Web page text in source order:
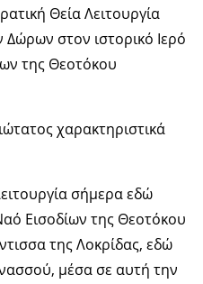
Θεία Λειτουργία
στον ιστορικό Ιερό
της Θεοτόκου
χαρακτηριστικά
σήμερα εδώ
Εισοδίων της Θεοτόκου
της Λοκρίδας, εδώ
μέσα σε αυτή την